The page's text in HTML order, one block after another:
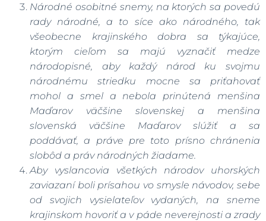
Národné osobitné snemy, na ktorých sa povedú
rady národné, a to síce ako národného, tak
všeobecne krajinského dobra sa týkajúce,
ktorým cieľom sa majú vyznačiť medze
národopisné, aby každý národ ku svojmu
národnému striedku mocne sa priťahovať
mohol a smel a nebola prinútená menšina
Maďarov väčšine slovenskej a menšina
slovenská väčšine Maďarov slúžiť a sa
poddávať, a práve pre toto prísno chránenia
slobôd a práv národných žiadame.
Aby vyslancovia všetkých národov uhorských
zaviazaní boli prísahou vo smysle návodov, sebe
od svojich vysielateľov vydaných, na sneme
krajinskom hovoriť a v páde neverejnosti a zrady